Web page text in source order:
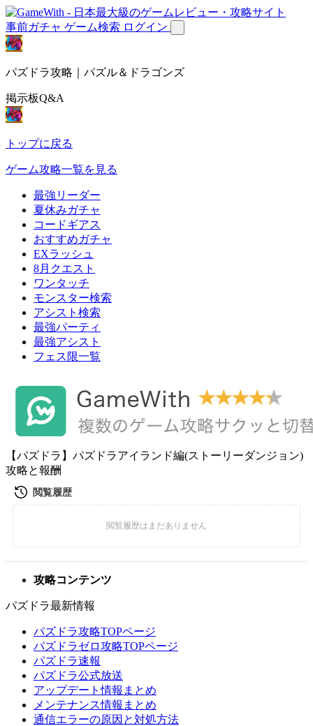
事前ガチャ ゲーム検索 ログイン
パズドラ攻略｜パズル＆ドラゴンズ
掲示板Q&A
トップに戻る
ゲーム攻略一覧を見る
最強リーダー
夏休みガチャ
コードギアス
おすすめガチャ
EXラッシュ
8月クエスト
ワンタッチ
モンスター検索
アシスト検索
最強パーティ
最強アシスト
フェス限一覧
【パズドラ】パズドラアイランド編(ストーリーダンジョン)
攻略と報酬
攻略コンテンツ
パズドラ最新情報
パズドラ攻略TOPページ
パズドラゼロ攻略TOPページ
パズドラ速報
パズドラ公式放送
アップデート情報まとめ
メンテナンス情報まとめ
通信エラーの原因と対処方法